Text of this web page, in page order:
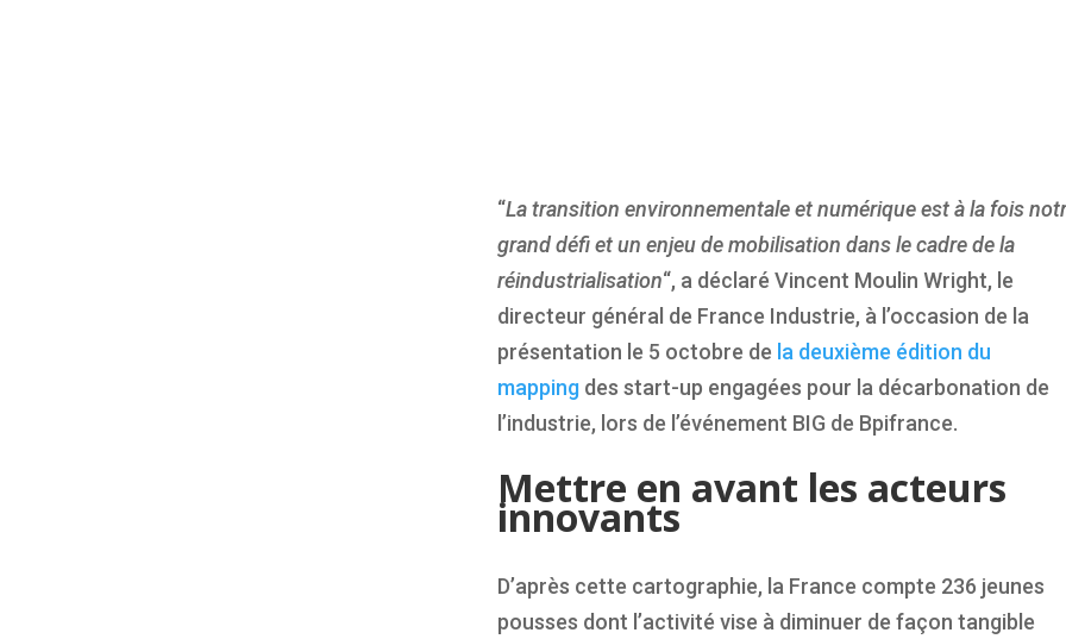
“La transition environnementale et numérique est à la fois
grand défi et un enjeu de mobilisation dans le cadre de la
réindustrialisation“, a déclaré Vincent Moulin Wright, le
directeur général de France Industrie, à l’occasion de la
présentation le 5 octobre de la deuxième édition du
mappingdes start-up engagées pour la décarbonation de
l’industrie, lors de l’événement BIG de Bpifrance.
Mettre en avant les acteurs
innovants
D’après cette cartographie, la France compte 236 jeunes
pousses dont l’activité vise à diminuer de façon tangible